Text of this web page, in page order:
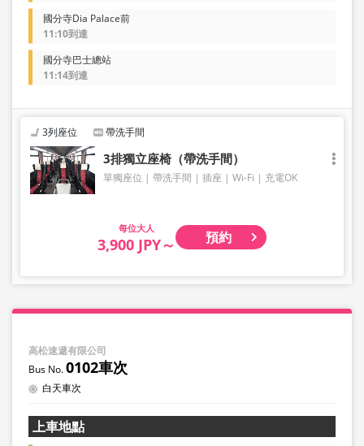
國分寺Dia Palace前
11:10到達
國分寺巴士總站
11:14到達
3列座位 帶洗手間
3排獨立座椅（帶洗手間）
單獨座位 帶洗手間 插座 Wi-Fi 充電OK
大人
3,900 JPY～ 預約
高松速遞有限公司
0102車次
白天車次
上車地點